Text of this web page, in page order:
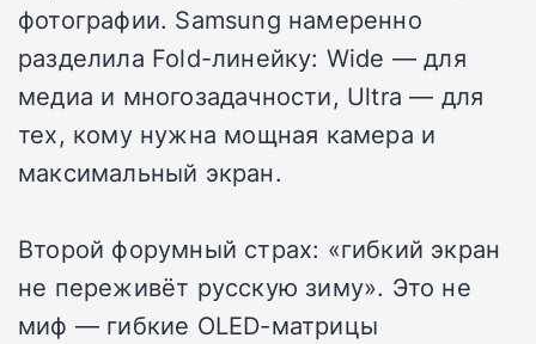
фотографии. Samsung намеренно
разделила Fold-линейку: Wide — для
медиа и многозадачности, Ultra — для
тех, кому нужна мощная камера и
максимальный экран.
Второй форумный страх: «гибкий экран
не переживёт русскую зиму». Это не
миф — гибкие OLED-матрицы